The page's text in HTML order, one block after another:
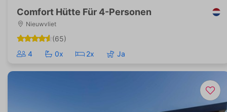
Comfort Hütte Für 4-Personen
Nieuwvliet
(65)
4
0x 2x Ja